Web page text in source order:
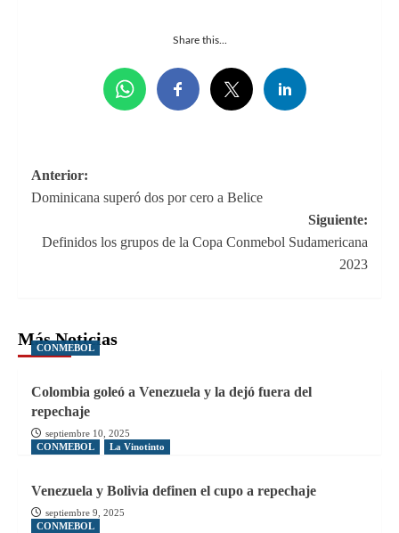
Share this...
Navegación
de
entradas
Anterior:
Dominicana superó dos por cero a Belice
Siguiente:
Definidos los grupos de la Copa Conmebol Sudamericana
2023
Más Noticias
CONMEBOL
Colombia goleó a Venezuela y la dejó fuera del
repechaje
septiembre 10, 2025
CONMEBOL
La Vinotinto
Venezuela y Bolivia definen el cupo a repechaje
septiembre 9, 2025
CONMEBOL